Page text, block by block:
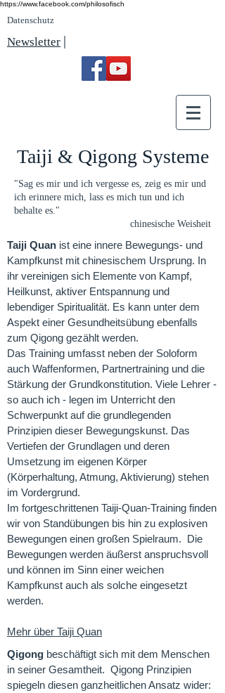
https://www.facebook.com/philosofisch
Datenschutz
Newsletter |
Taiji & Qigong Systeme
"Sag es mir und ich vergesse es, zeig es mir und
ich erinnere mich, lass es mich tun und ich
behalte es."
chinesische Weisheit
Taiji Quan ist eine innere Bewegungs- und
Kampfkunst mit chinesischem Ursprung. In
ihr vereinigen sich Elemente von Kampf,
Heilkunst, aktiver Entspannung und
lebendiger Spiritualität. Es kann unter dem
Aspekt einer Gesundheitsübung ebenfalls
zum Qigong gezählt werden.
Das Training umfasst neben der Soloform
auch Waffenformen, Partnertraining und die
Stärkung der Grundkonstitution. Viele Lehrer -
so auch ich - legen im Unterricht den
Schwerpunkt auf die grundlegenden
Prinzipien dieser Bewegungskunst. Das
Vertiefen der Grundlagen und deren
Umsetzung im eigenen Körper
(Körperhaltung, Atmung, Aktivierung) stehen
im Vordergrund.
Im fortgeschrittenen Taiji-Quan-Training finden
wir von Standübungen bis hin zu explosiven
Bewegungen einen großen Spielraum. Die
Bewegungen werden äußerst anspruchsvoll
und können im Sinn einer weichen
Kampfkunst auch als solche eingesetzt
werden.
​Mehr über Taiji Quan
Qigong beschäftigt sich mit dem Menschen
in seiner Gesamtheit. Qigong Prinzipien
spiegeln diesen ganzheitlichen Ansatz wider: